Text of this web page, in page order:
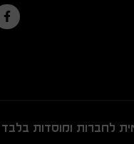
לחברות ומוסדות בלבד |